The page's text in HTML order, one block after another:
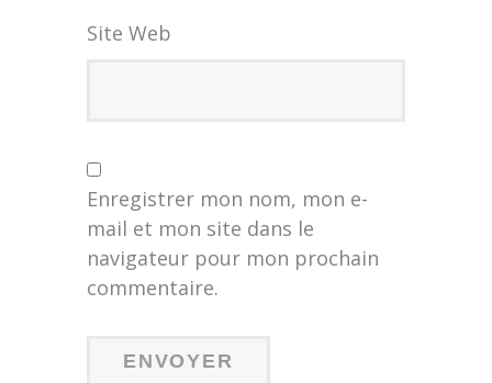
Site Web
Enregistrer mon nom, mon e-
mail et mon site dans le
navigateur pour mon prochain
commentaire.